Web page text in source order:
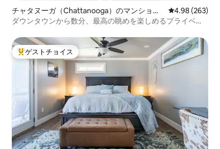
チャタヌーガ（Chattanooga）のマンショ
ン・アパート
レビュー263
4.98 (263)
ダウンタウンから数分、最高の眺めを楽しめるプライベー
大好評のゲストチョイスです。
ゲストチョイス